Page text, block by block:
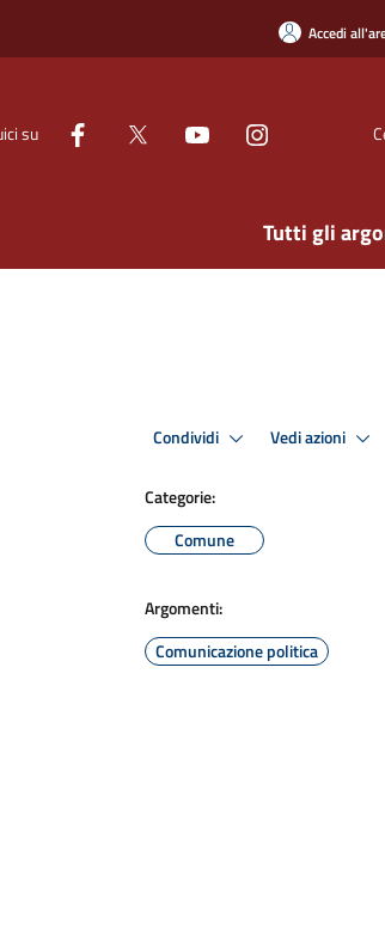
Accedi
su
Tutti gli
Condividi Vedi azioni
Categorie:
Comune
Argomenti:
Comunicazione politica